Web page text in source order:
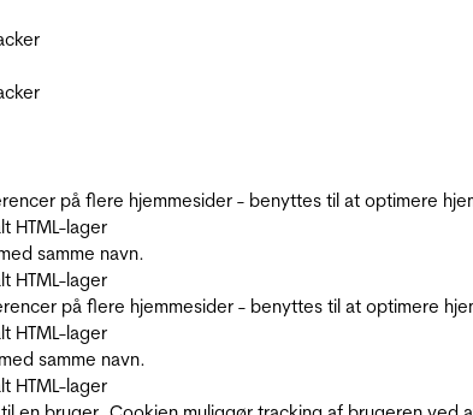
på flere hjemmesider - benyttes til at optimere
HTML-lager
samme navn.
HTML-lager
på flere hjemmesider - benyttes til at optimere
HTML-lager
samme navn.
HTML-lager